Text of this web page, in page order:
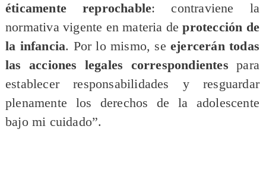
éticamente reprochable: contraviene la
normativa vigente en materia deprotección de
la infancia. Por lo mismo, seejercerán todas
las acciones legales correspondientes para
establecer responsabilidades y resguardar
plenamente los derechos de la adolescente
bajo mi cuidado”.